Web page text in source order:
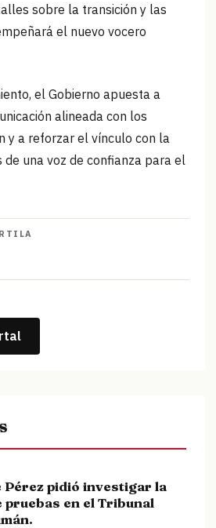
sobre la transición y las
el nuevo vocero
el Gobierno apuesta a
alineada con los
y a reforzar el vínculo con la
de una voz de confianza para el
Pérez pidió investigar la
en el Tribunal